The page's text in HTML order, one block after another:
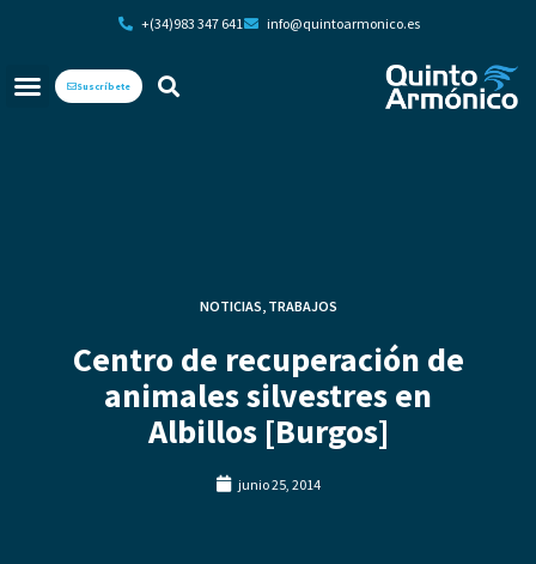
+(34)983 347 641 info@quintoarmonico.es
Suscríbete
NOTICIAS TRABAJOS
Centro de recuperación de
animales silvestres en
Albillos [Burgos]
junio 25, 2014